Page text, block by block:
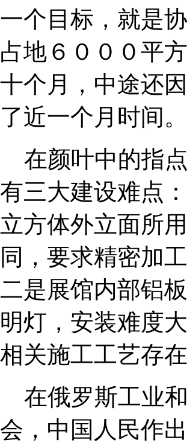
一个目标，就是
占地６０００平
十个月，中途还
了近一个月时间。
在颜叶中的指
有三大建设难点
立方体外立面所
同，要求精密加
二是展馆内部铝
明灯，安装难度
相关施工工艺存
在俄罗斯工业
会，中国人民作